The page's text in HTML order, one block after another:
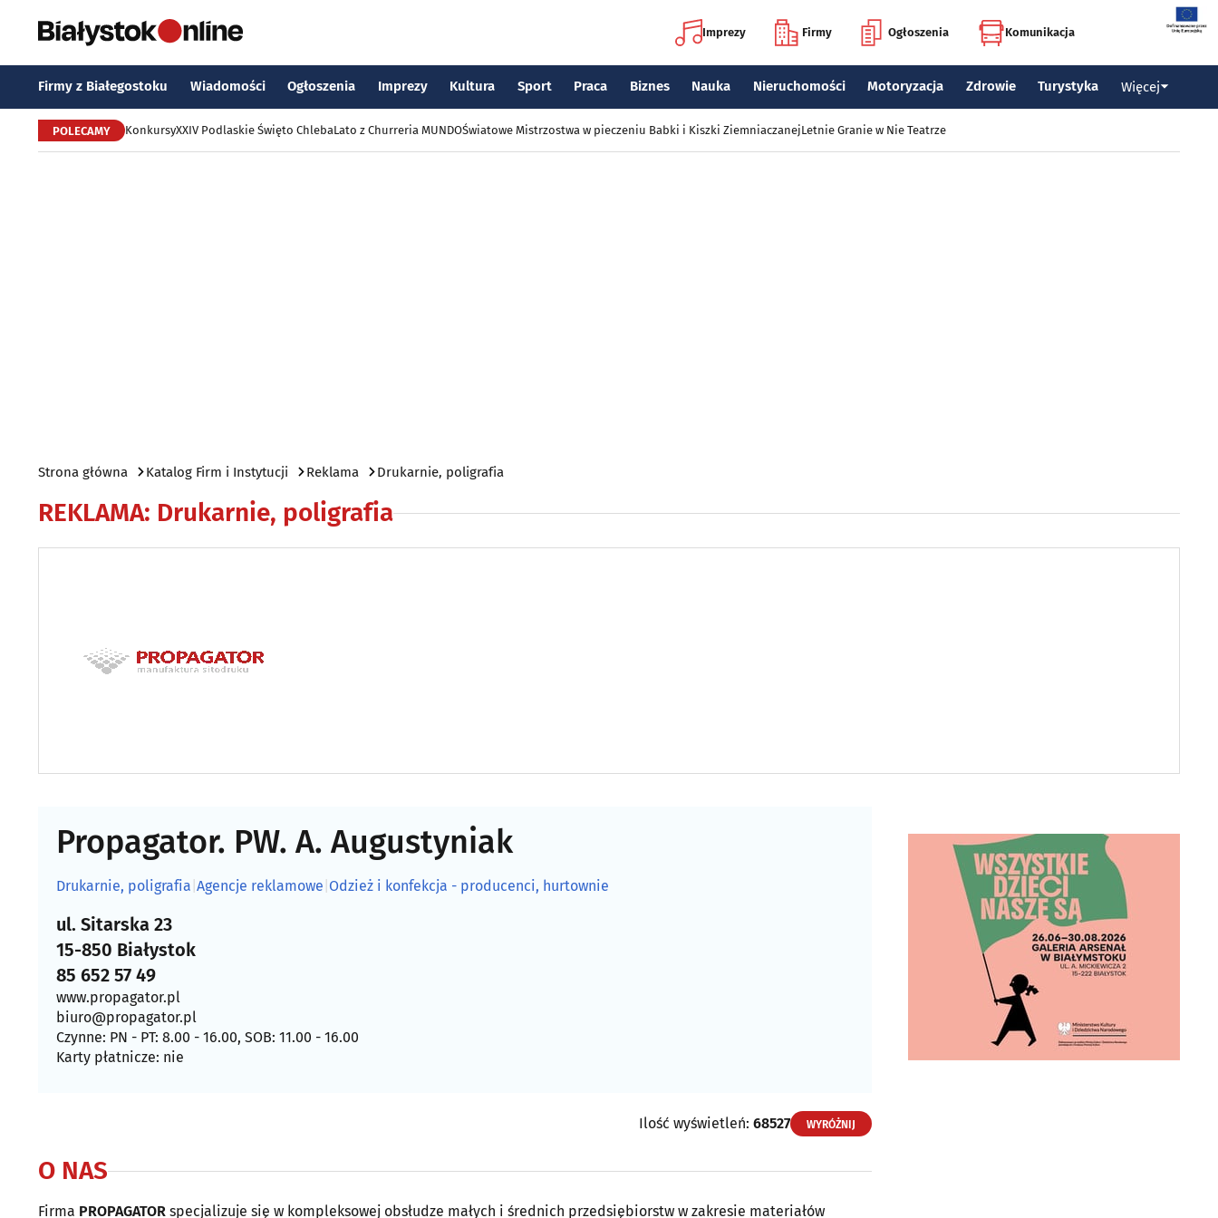
Imprezy Firmy Ogłoszenia Komunikacja
Firmy z Białegostoku Wiadomości Ogłoszenia Imprezy Kultura Sport Praca Biznes Nauka Nieruchomości Motoryzacja Zdrowie Turystyka Więcej
POLECAMY KonkursyXXIV Podlaskie Święto ChlebaLato z Churreria MUNDOŚwiatowe Mistrzostwa w pieczeniu Babki i Kiszki ZiemniaczanejLetnie Granie w Nie Teatrze
Strona główna Katalog Firm i Instytucji Reklama Drukarnie, poligrafia
REKLAMA: Drukarnie, poligrafia
Propagator. PW. A. Augustyniak
Drukarnie, poligrafia Agencje reklamowe Odzież i konfekcja - producenci, hurtownie
ul. Sitarska 23
15-850 Białystok
85 652 57 49
www.propagator.pl
biuro@propagator.pl
Czynne: PN - PT: 8.00 - 16.00, SOB: 11.00 - 16.00
Karty płatnicze: nie
Ilość wyświetleń: 68527 WYRÓŻNIJ
O NAS
Firma PROPAGATOR specjalizuje się w kompleksowej obsłudze małych i średnich przedsiębiorstw w zakresie materiałów
Propagator. PW. A.
Augustyniak
ul. Sitarska 23
15-850 Białystok